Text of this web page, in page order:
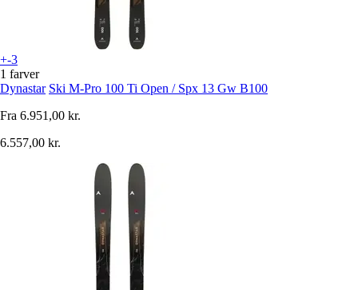
+-3
1 farver
Dynastar Ski M-Pro 100 Ti Open / Spx 13 Gw B100
Fra 6.951,00 kr.
6.557,00 kr.